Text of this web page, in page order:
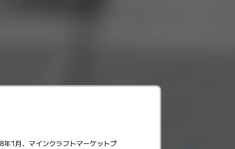
1月、マインクラフトマーケットプ